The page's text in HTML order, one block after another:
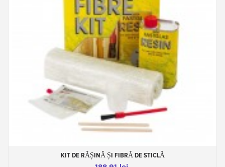
KIT DE RĂȘINĂ ȘI FIBRĂ DE STICLĂ